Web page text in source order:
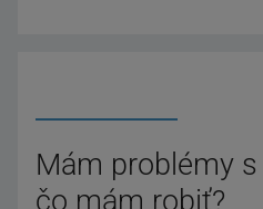
Mám problémy
čo mám robiť?